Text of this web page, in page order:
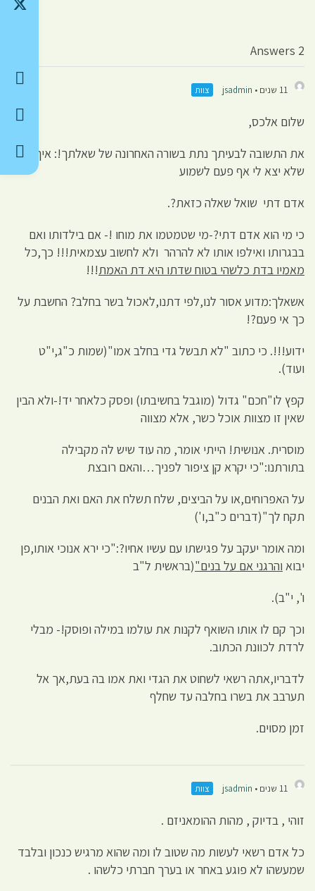
2 Answers
11 שנים • jsadmin צוות
שלום אלכס,
את התשובה לבעיתך נתת בשורה האחרונה של שאלתך!: איך זה
שלא יצא לי אף פעם לשמוע
אדם דתי שואל שאלה כזאת?.
כי מי הוא אדם דתי?-מי שטמטמו את מוחו !- אם בילדותו ואם
בבגרותו ואילפו אותו לא להרהר ולא לחשוב עצמאית!!! כך,כל
מאמיו בדת כלשהי בטוח שדתו היא דת האמת!!!
אשאלך:מדוע אסור לנו,לפי דתנו,לאכול בשר בחלב? החשבת על
כך אי פעם?!
ידוע!!!. כי כתוב "לא תבשל גדי בחלב אמו"(שמות כ"ג,י"ט
ועוד).
קפץ לו"חכם" גדול (מוגבל בחשיבתו) ופסק כלאחר יד!-ולא הבין
שאין זו מצוות אוכל כשר, אלא מצווה
מוסרית. אנושית! הייתי אומר, מה עוד שיש לה מקבילה
בתורתנו:"כי יקרא קן ציפור לפניך…והאם רובצת
על האפרוחים,או על הביצים, שלח תשלח את האם ואת הבנים
תקח לך"(דברים כ"ב,ו')
ומה אומר יעקב על פגישתו עם עשיו אחיו?:"כי ירא אנוכי אותו,פן
יבוא והרגני אם על בנים"(בראשית ל"ב
ו', י"ב).
וכך קם לו אותו השואף לקנות את עולמו במילה ופוסק!- מבלי
לרדת לכוונת הכתוב.
לדבריו,אתה רשאי לשחוט את הגדי ואת אמו בה בעת,אך אל
תערבב את בשרו בחלבה עד שחלף
זמן מסוים.
11 שנים • jsadmin צוות
זוהי , בדיוק , מהות ההומאניזם .
כל אדם רשאי לעשות מה שטוב לו ומה שהוא מרגיש כנכון ובלבד
שמעשהו לא פוגע באחר או בערך חברתי כלשהו .